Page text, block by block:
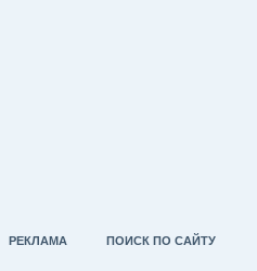
РЕКЛАМА ПОИСК ПО САЙТУ